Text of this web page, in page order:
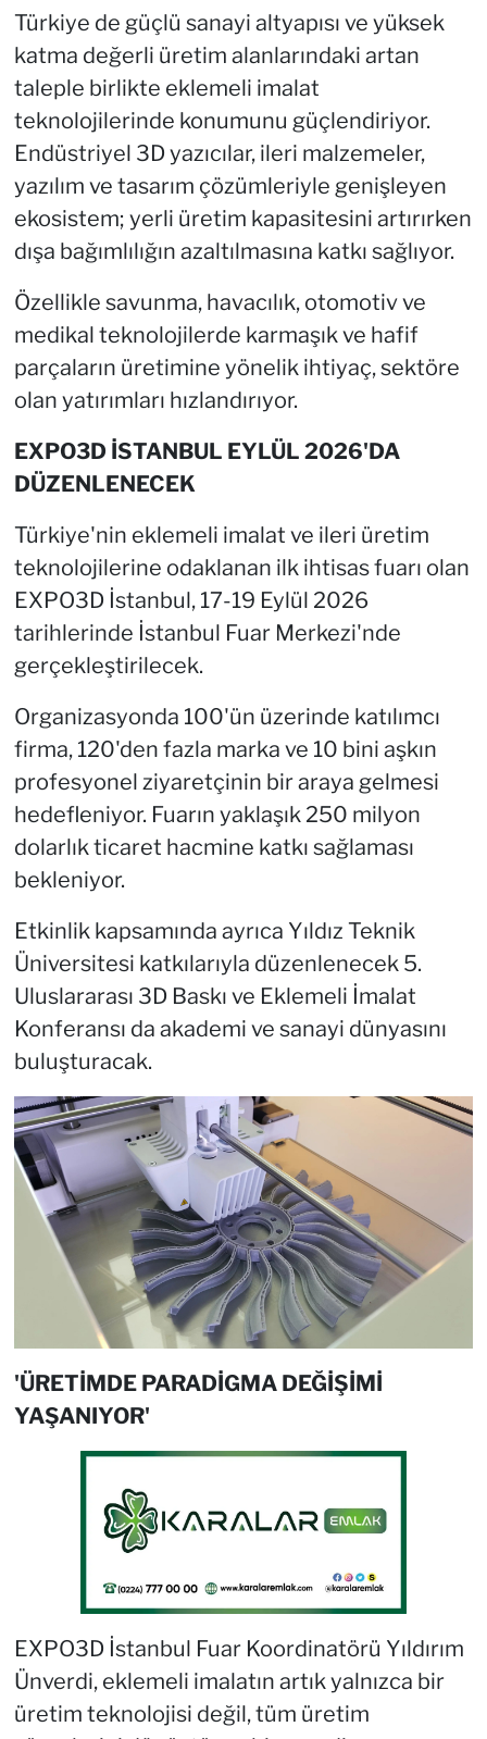
Türkiye de güçlü sanayi altyapısı ve yüksek
katma değerli üretim alanlarındaki artan
taleple birlikte eklemeli imalat
teknolojilerinde konumunu güçlendiriyor.
Endüstriyel 3D yazıcılar, ileri malzemeler,
yazılım ve tasarım çözümleriyle genişleyen
ekosistem; yerli üretim kapasitesini artırırken
dışa bağımlılığın azaltılmasına katkı sağlıyor.
Özellikle savunma, havacılık, otomotiv ve
medikal teknolojilerde karmaşık ve hafif
parçaların üretimine yönelik ihtiyaç, sektöre
olan yatırımları hızlandırıyor.
EXPO3D İSTANBUL EYLÜL 2026'DA
DÜZENLENECEK
Türkiye'nin eklemeli imalat ve ileri üretim
teknolojilerine odaklanan ilk ihtisas fuarı olan
EXPO3D İstanbul, 17-19 Eylül 2026
tarihlerinde İstanbul Fuar Merkezi'nde
gerçekleştirilecek.
Organizasyonda 100'ün üzerinde katılımcı
firma, 120'den fazla marka ve 10 bini aşkın
profesyonel ziyaretçinin bir araya gelmesi
hedefleniyor. Fuarın yaklaşık 250 milyon
dolarlık ticaret hacmine katkı sağlaması
bekleniyor.
Etkinlik kapsamında ayrıca Yıldız Teknik
Üniversitesi katkılarıyla düzenlenecek 5.
Uluslararası 3D Baskı ve Eklemeli İmalat
Konferansı da akademi ve sanayi dünyasını
buluşturacak.
'ÜRETİMDE PARADİGMA DEĞİŞİMİ
YAŞANIYOR'
EXPO3D İstanbul Fuar Koordinatörü Yıldırım
Ünverdi, eklemeli imalatın artık yalnızca bir
üretim teknolojisi değil, tüm üretim